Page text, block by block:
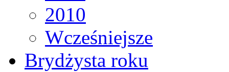
2010
Wcześniejsze
Brydżysta roku